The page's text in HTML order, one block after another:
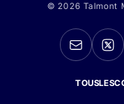
© 2026 Talmont